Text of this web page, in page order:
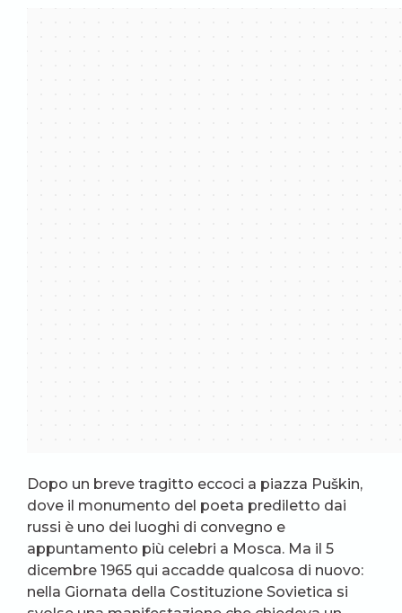
Dopo un breve tragitto eccoci a piazza Puškin,
dove il monumento del poeta prediletto dai
russi è uno dei luoghi di convegno e
appuntamento più celebri a Mosca. Ma il 5
dicembre 1965 qui accadde qualcosa di nuovo:
nella Giornata della Costituzione Sovietica si